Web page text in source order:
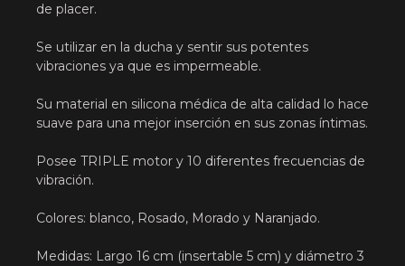
de placer.
Se utilizar en la ducha y sentir sus potentes
vibraciones ya que es impermeable.
Su material en silicona médica de alta calidad lo hace
suave para una mejor inserción en sus zonas íntimas.
Posee TRIPLE motor y 10 diferentes frecuencias de
vibración.
Colores: blanco, Rosado, Morado y Naranjado.
Medidas: Largo 16 cm (insertable 5 cm) y diámetro 3